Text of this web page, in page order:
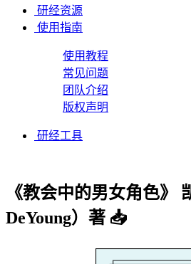
研经资源
使用指南
使用教程
常见问题
团队介绍
版权声明
研经工具
《教会中的男女角色》
DeYoung）著 📥